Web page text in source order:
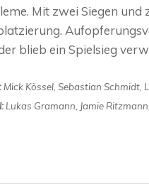
Mit zwei Siegen
blieb ein Spielsieg
Mick Kössel, Sebastian Schmidt,
Lukas Gramann, Jamie